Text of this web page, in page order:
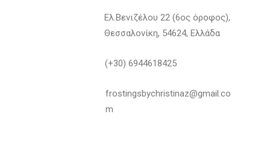
Ελ.Βενιζέλου 22 (6ος όροφος),
Θεσσαλονίκη, 54624, Ελλάδα
(+30) 6944618425
frostingsbychristinaz@gmail.co
m